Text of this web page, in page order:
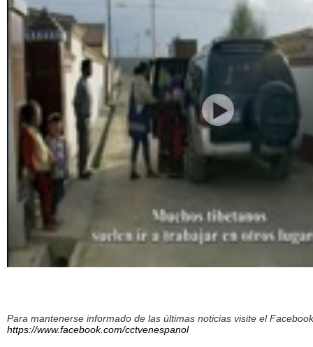
Para mantenerse informado de las últimas noticias visite el
https://www.facebook.com/cctvenespanol